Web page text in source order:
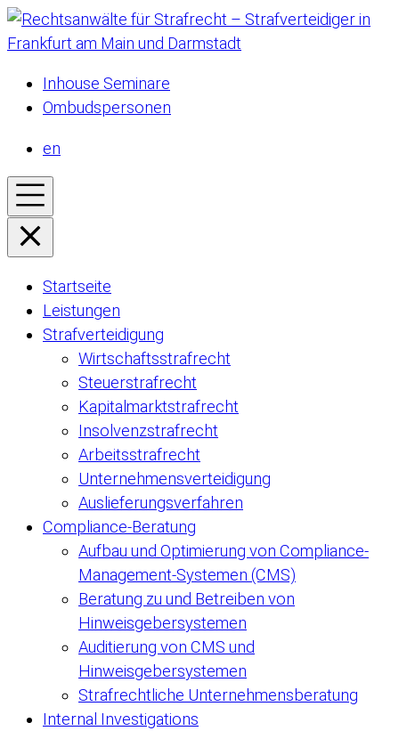
Inhouse Seminare
Ombudspersonen
en
Startseite
Leistungen
Strafverteidigung
Wirtschaftsstrafrecht
Steuerstrafrecht
Kapitalmarktstrafrecht
Insolvenzstrafrecht
Arbeitsstrafrecht
Unternehmensverteidigung
Auslieferungsverfahren
Compliance-Beratung
Aufbau und Optimierung von Compliance-
Management-Systemen (CMS)
Beratung zu und Betreiben von
Hinweisgebersystemen
Auditierung von CMS und
Hinweisgebersystemen
Strafrechtliche Unternehmensberatung
Internal Investigations